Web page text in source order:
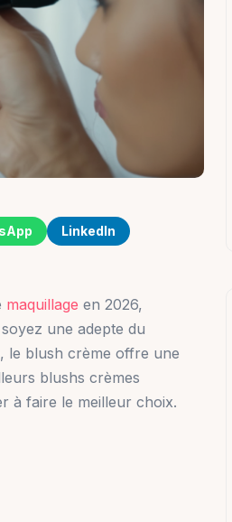
LinkedIn
maquillage en 2026,
une adepte du
le blush crème offre une
blushs crèmes
à faire le meilleur choix.